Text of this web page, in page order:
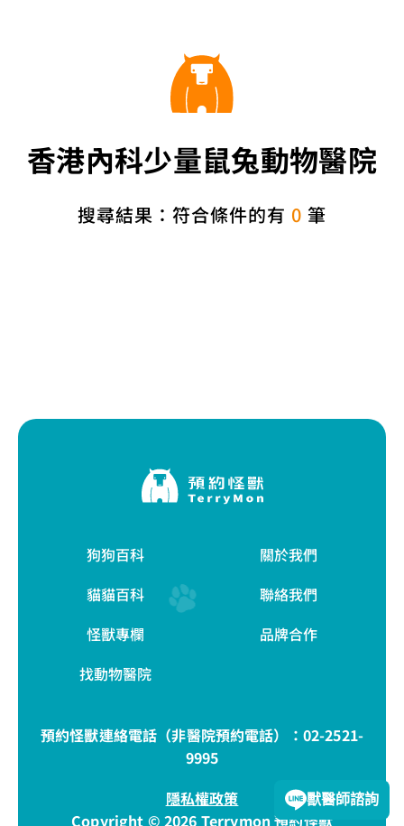
香港內科少量鼠兔動物醫院
搜尋結果：符合條件的有 0 筆
狗狗百科
貓貓百科
怪獸專欄
找動物醫院
關於我們
聯絡我們
品牌合作
預約怪獸連絡電話（非醫院預約電話）： 02-2521-
9995
隱私權政策
Copyright © 2026 Terrymon 預約怪獸
獸醫師諮詢